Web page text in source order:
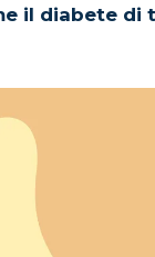
il diabete di